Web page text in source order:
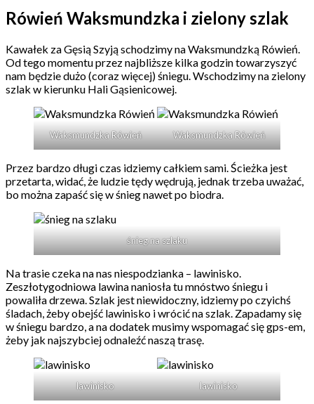
Rówień Waksmundzka i zielony szlak
Kawałek za Gęsią Szyją schodzimy na Waksmundzką Rówień.
Od tego momentu przez najbliższe kilka godzin towarzyszyć
nam będzie dużo (coraz więcej) śniegu. Wschodzimy na zielony
szlak w kierunku Hali Gąsienicowej.
Waksmundzka Rówień Waksmundzka Rówień
Przez bardzo długi czas idziemy całkiem sami. Ścieżka jest
przetarta, widać, że ludzie tędy wędrują, jednak trzeba uważać,
bo można zapaść się w śnieg nawet po biodra.
śnieg na szlaku
Na trasie czeka na nas niespodzianka – lawinisko.
Zeszłotygodniowa lawina naniosła tu mnóstwo śniegu i
powaliła drzewa. Szlak jest niewidoczny, idziemy po czyichś
śladach, żeby obejść lawinisko i wrócić na szlak. Zapadamy się
w śniegu bardzo, a na dodatek musimy wspomagać się gps-em,
żeby jak najszybciej odnaleźć naszą trasę.
lawinisko lawinisko